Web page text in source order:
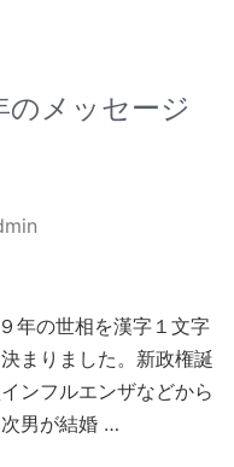
のメッセージ
の世相を漢字１文字
まりました。新政権誕
ンフルエンザなどから
男が結婚 …